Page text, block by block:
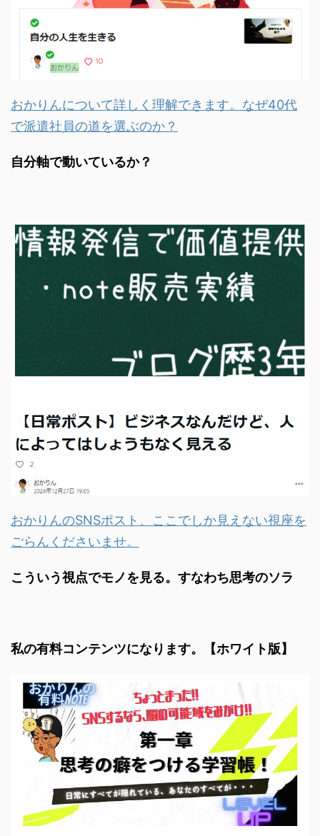
おかりんについて詳しく理解できます。なぜ40代
で派遣社員の道を選ぶのか？
自分軸で動いているか？
おかりんのSNSポスト、ここでしか見えない視座を
ごらんくださいませ。
こういう視点でモノを見る。すなわち思考のソラ
私の有料コンテンツになります。【ホワイト版】